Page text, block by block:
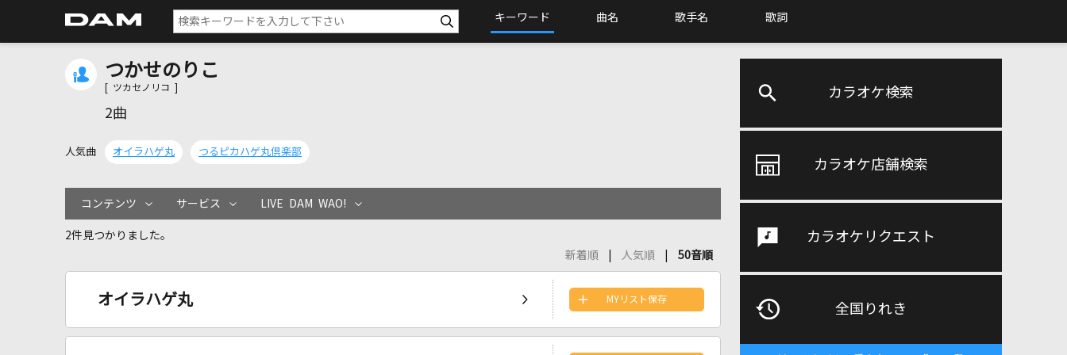
キーワード 曲名 歌手名 歌詞
カラオケ検索
カラオケ店舗検索
カラオケリクエスト
全国りれき
つかせのりこ
[ ツカセノリコ ]
2曲
人気曲 オイラハゲ丸 つるピカハゲ丸倶楽部
コンテンツ サービス LIVE DAM WAO!
2件見つかりました。
新着順
人気順 50音順
オイラハゲ丸 MYリスト保存